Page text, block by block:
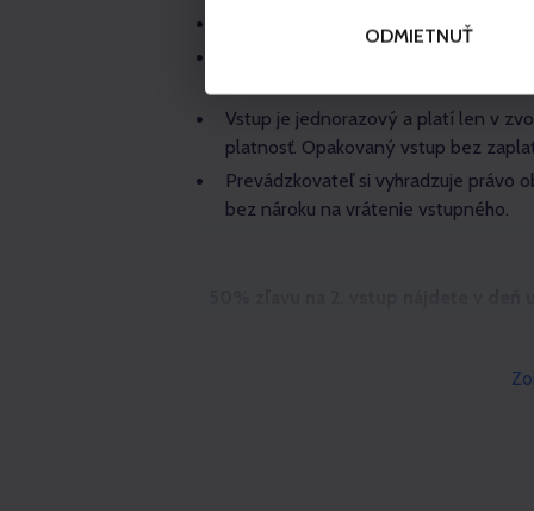
ODMIETNUŤ
Vstup je potrebné si zameniť za
Možnosť 90-minútového vstupu do
Vstup je jednorazový a platí len v
platnosť. Opakovaný vstup bez
Prevádzkovateľ si vyhradzuje právo
bez nároku na vrátenie vstupného.
40% zľavu na vstup do Sveta
alebo Bešeňovej. Zľavu je potrebné